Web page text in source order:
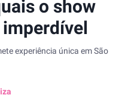
o show
experiência única em São